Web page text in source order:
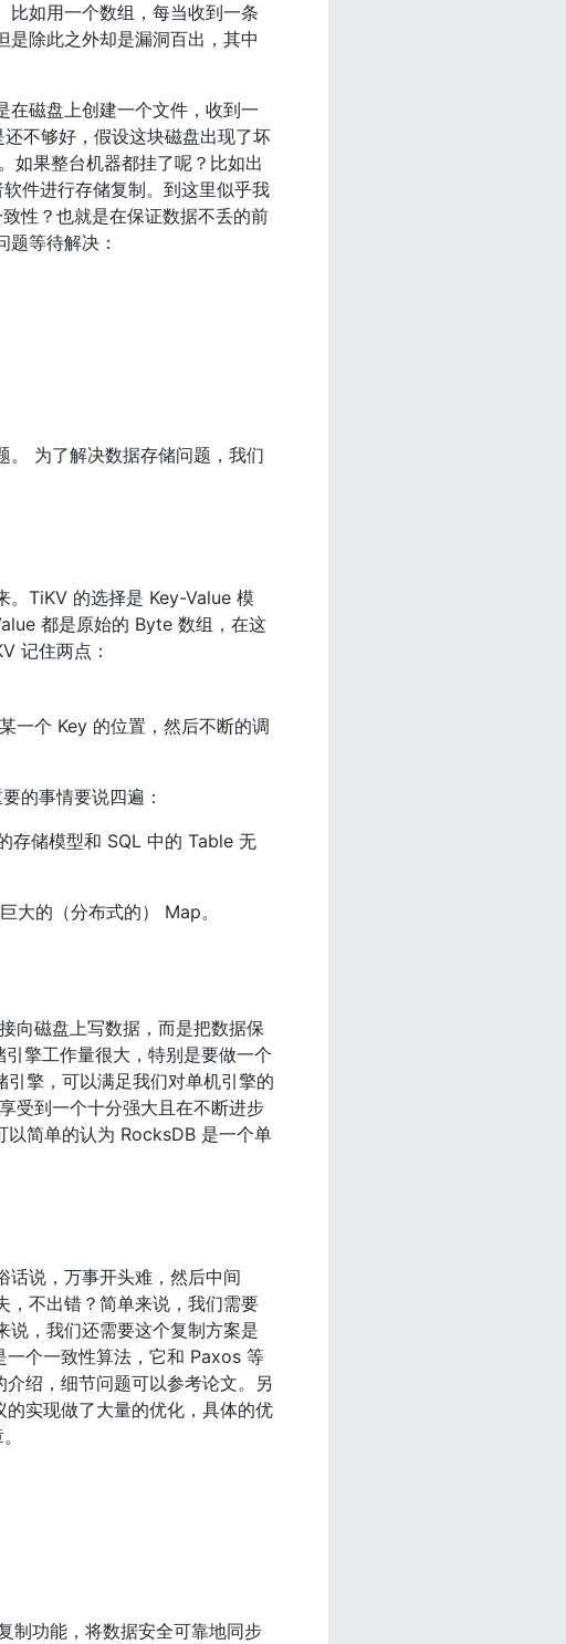
比如用一个数组，每当收到一条
除此之外却是漏洞百出，其中
在磁盘上创建一个文件，收到一
不够好，假设这块磁盘出现了坏
果整台机器都挂了呢？比如出
件进行存储复制。到这里似乎我
性？也就是在保证数据不丢的前
等待解决：
。 为了解决数据存储问题，我们
。TiKV 的选择是 Key-Value 模
都是原始的 Byte 数组，在这
记住两点：
一个 Key 的位置，然后不断的调
的事情要说四遍：
存储模型和 SQL 中的 Table 无
大的（分布式的） Map。
向磁盘上写数据，而是把数据保
擎工作量很大，特别是要做一个
擎，可以满足我们对单机引擎的
受到一个十分强大且在不断进步
以简单的认为 RocksDB 是一个单
话说，万事开头难，然后中间
，不出错？简单来说，我们需要
说，我们还需要这个复制方案是
个一致性算法，它和 Paxos 等
绍，细节问题可以参考论文。另
实现做了大量的优化，具体的优
制功能，将数据安全可靠地同步